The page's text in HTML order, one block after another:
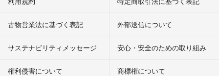
古物営業法に基づく表記 外部送信について
サステナビリティメッセージ 安心・安全のための取り組み
権利侵害について
商標権について